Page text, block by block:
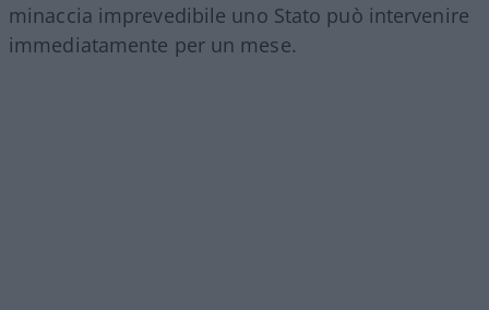
minaccia imprevedibile uno Stato può intervenire
immediatamente per un mese.